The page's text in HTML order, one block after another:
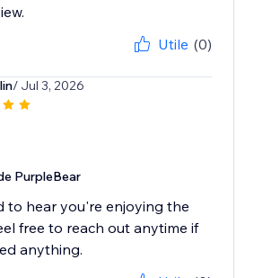
Utile (0)
/ Jul 3, 2026
PurpleBear
to hear you're enjoying the
free to reach out anytime if
anything.